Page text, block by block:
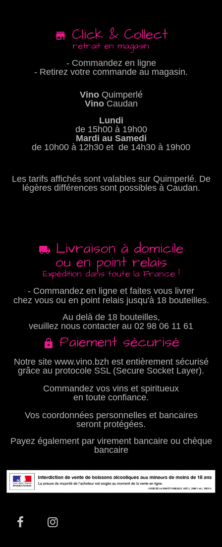
Click & Collect
retrait en magasin
- Commandez en ligne
- Retirez votre commande au magasin.
VinoQuimperlé
VinoCaudan
Lundi
de 15h00 à 19h00
Mardi au Samedi
de 10h00 à 12h30 et de 14h30 à 19h00
Les tarifs affichés sont valables sur Quimperlé. De
légères différences sont possibles à Caudan.
Livraison à domicile
ou en point relais
Expédition dans toute la France !
- Commandez en ligne et faites vous livrer
chez vous ou en point relais jusqu'à 18 bouteilles.
Au delà de 18 bouteilles,
veuillez nous contacter au 02 98 06 11 61
Paiement sécurisé
Notre site www.vino.bzh est entièrement sécurisé
grâce au protocole SSL (Secure Socket Layer).
Commandez vos vins et spiritueux
en toute confiance.
Vos coordonnées personnelles et bancaires
seront protégées.
Payez également par virement bancaire ou chèque
bancaire